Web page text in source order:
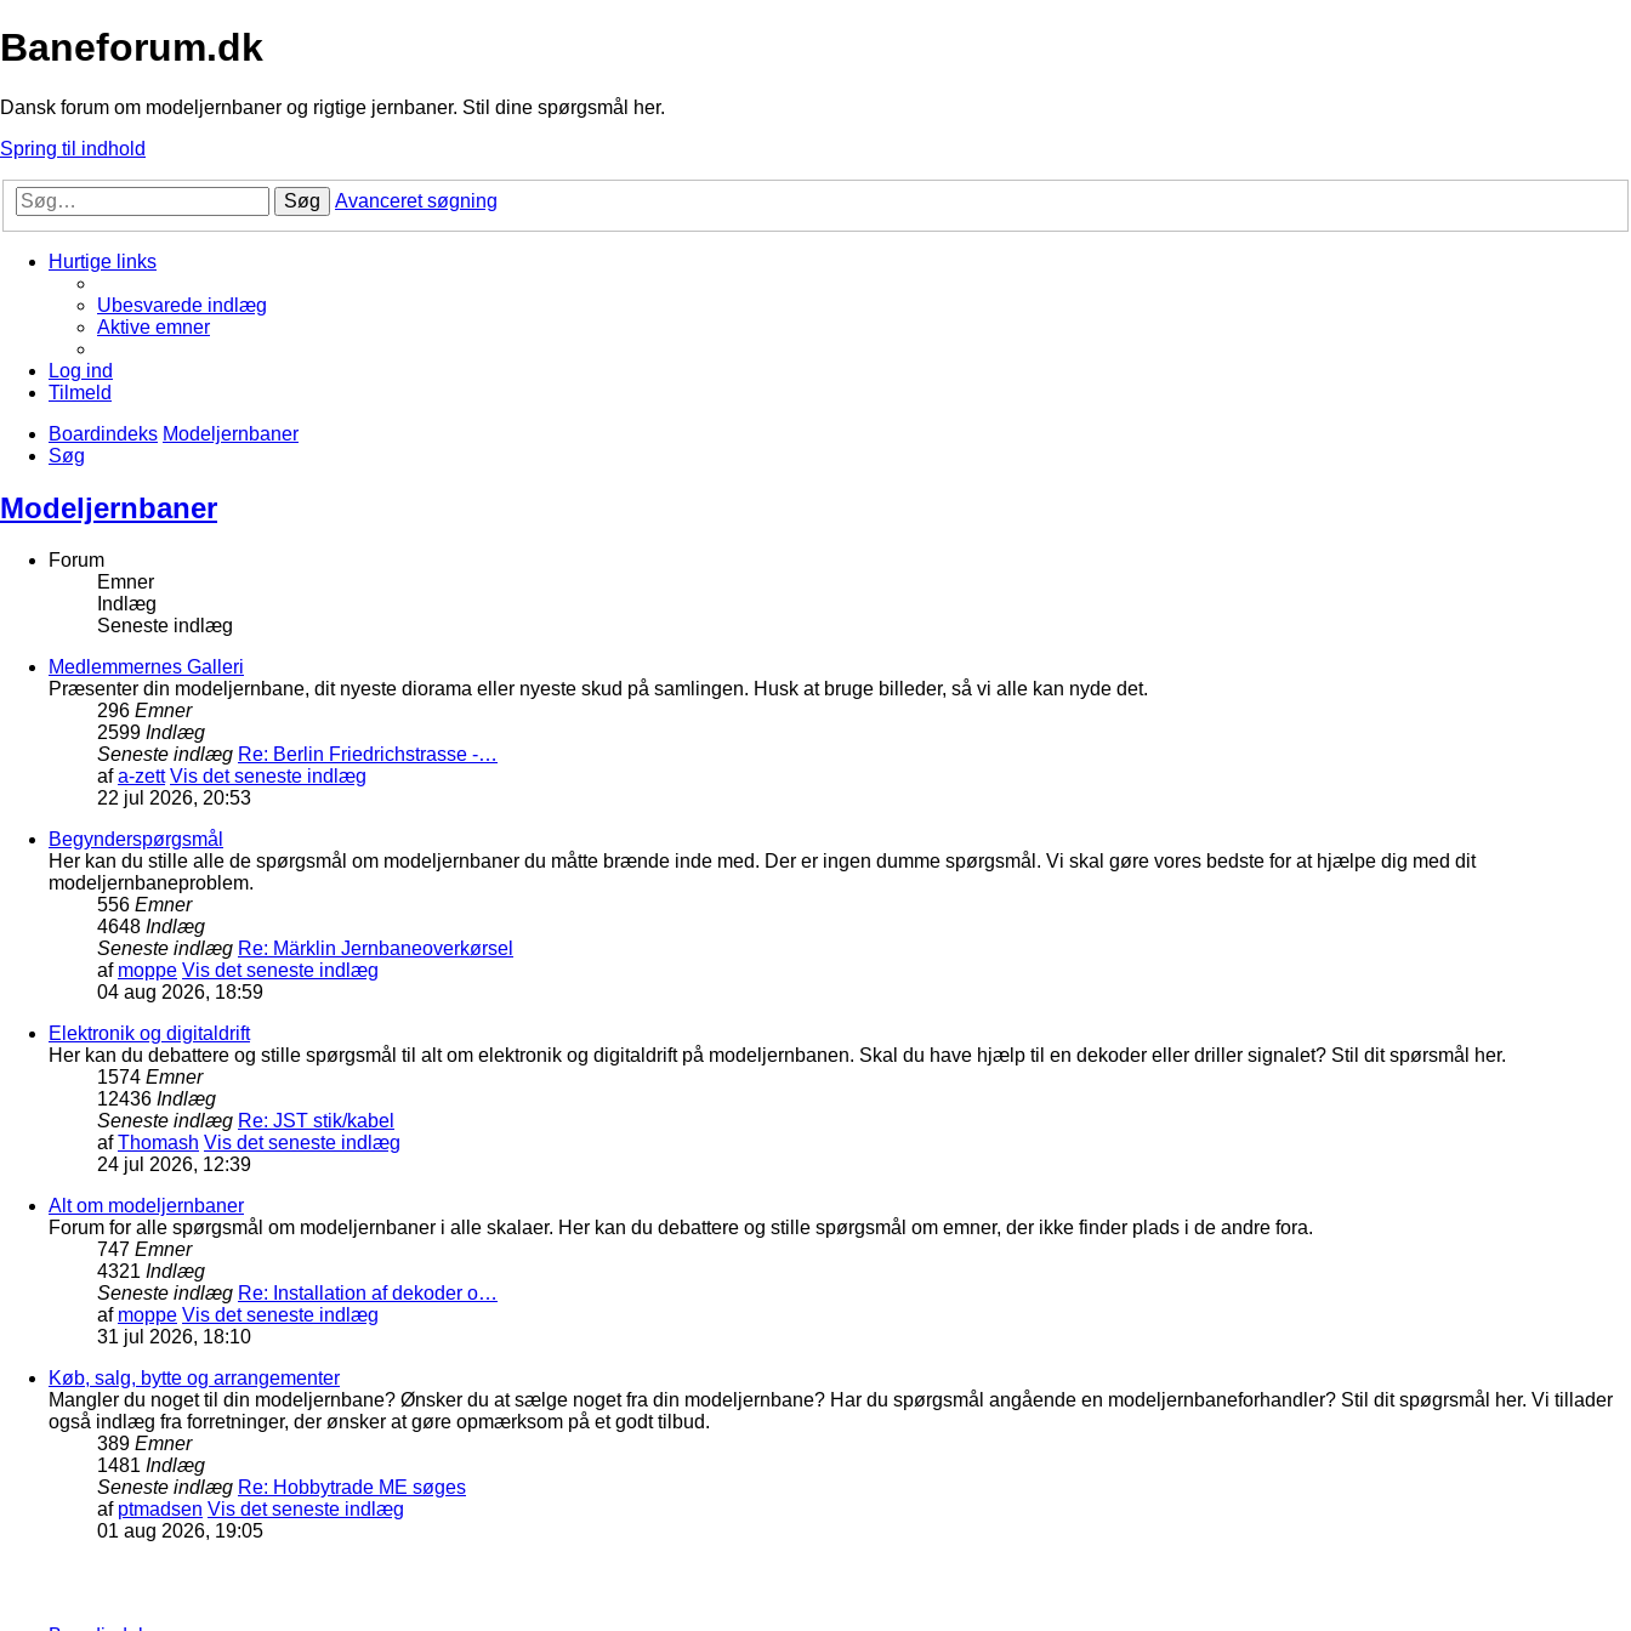
Baneforum.dk
Dansk forum om modeljernbaner og rigtige jernbaner. Stil dine spørgsmål her.
Spring til indhold
Søg Avanceret søgning
Hurtige links
Ubesvarede indlæg
Aktive emner
Log ind
Tilmeld
Boardindeks Modeljernbaner
Søg
Modeljernbaner
Forum
Emner
Indlæg
Seneste indlæg
Medlemmernes Galleri
Præsenter din modeljernbane, dit nyeste diorama eller nyeste skud på samlingen. Husk at bruge billeder, så vi alle kan nyde det.
296 Emner
2599 Indlæg
Seneste indlæg Re: Berlin Friedrichstrasse -…
afa-zett Vis det seneste indlæg
22 jul 2026, 20:53
Begynderspørgsmål
Her kan du stille alle de spørgsmål om modeljernbaner du måtte brænde inde med. Der er ingen dumme spørgsmål. Vi skal gøre vores bedste for at hjælpe dig med dit
modeljernbaneproblem.
556 Emner
4648 Indlæg
Seneste indlæg Re: Märklin Jernbaneoverkørsel
af moppe Vis det seneste indlæg
04 aug 2026, 18:59
Elektronik og digitaldrift
Her kan du debattere og stille spørgsmål til alt om elektronik og digitaldrift på modeljernbanen. Skal du have hjælp til en dekoder eller driller signalet? Stil dit spørsmål her.
1574 Emner
12436 Indlæg
Seneste indlæg Re: JST stik/kabel
afThomash Vis det seneste indlæg
24 jul 2026, 12:39
Alt om modeljernbaner
Forum for alle spørgsmål om modeljernbaner i alle skalaer. Her kan du debattere og stille spørgsmål om emner, der ikke finder plads i de andre fora.
747 Emner
4321 Indlæg
Seneste indlæg Re: Installation af dekoder o…
af moppe Vis det seneste indlæg
31 jul 2026, 18:10
Køb, salg, bytte og arrangementer
Mangler du noget til din modeljernbane? Ønsker du at sælge noget fra din modeljernbane? Har du spørgsmål angående en modeljernbaneforhandler? Stil dit spøgrsmål her. Vi tillader
også indlæg fra forretninger, der ønsker at gøre opmærksom på et godt tilbud.
389 Emner
1481 Indlæg
Seneste indlæg Re: Hobbytrade ME søges
af ptmadsen Vis det seneste indlæg
01 aug 2026, 19:05